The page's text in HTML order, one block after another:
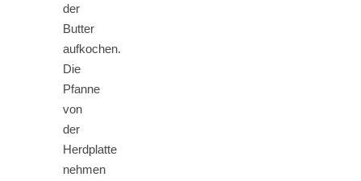
der
Butter
aufkochen.
Die
Pfanne
von
der
Herdplatte
nehmen